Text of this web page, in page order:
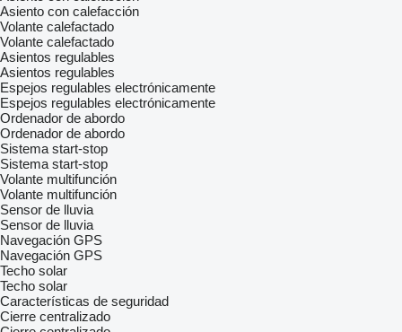
Asiento con calefacción
Volante calefactado
Volante calefactado
Asientos regulables
Asientos regulables
Espejos regulables electrónicamente
Espejos regulables electrónicamente
Ordenador de abordo
Ordenador de abordo
Sistema start-stop
Sistema start-stop
Volante multifunción
Volante multifunción
Sensor de lluvia
Sensor de lluvia
Navegación GPS
Navegación GPS
Techo solar
Techo solar
Características de seguridad
Cierre centralizado